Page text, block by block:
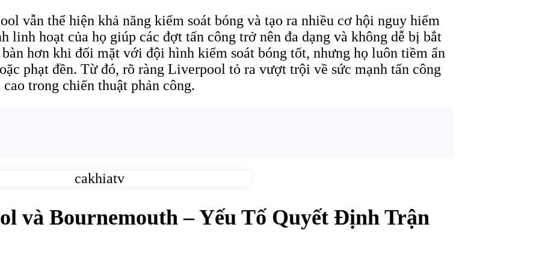
vẫn thể hiện khả năng kiểm soát bóng và tạo ra nhiều cơ hội nguy hiểm
linh hoạt của họ giúp các đợt tấn công trở nên đa dạng và không dễ bị bắt
hơn khi đối mặt với đội hình kiểm soát bóng tốt, nhưng họ luôn tiềm ẩn
phạt đền. Từ đó, rõ ràng Liverpool tỏ ra vượt trội về sức mạnh tấn công
trong chiến thuật phản công.
và Bournemouth – Yếu Tố Quyết Định Trận